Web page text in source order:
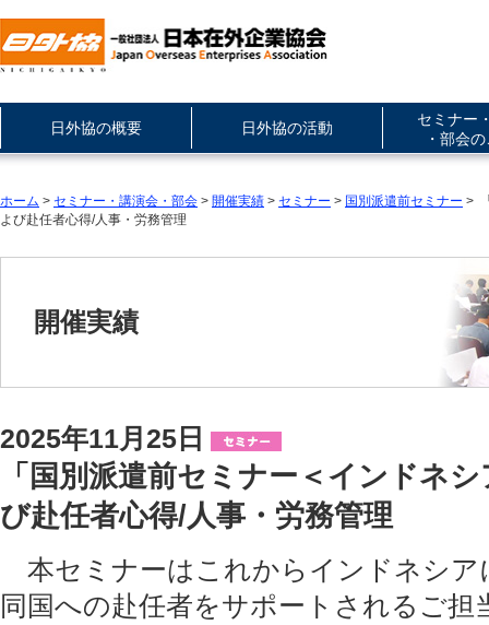
日外協の概要 日外協の活動
セミナー
・部会
ホーム > セミナー・講演会・部会 > 開催実績 > セミナー > 国別派遣前セミナー >
よび赴任者心得/人事・労務管理
開催実績
2025年11月25日
「国別派遣前セミナー＜インドネ
び赴任者心得/人事・労務管理
本セミナーはこれからインドネシア
同国への赴任者をサポートされるご